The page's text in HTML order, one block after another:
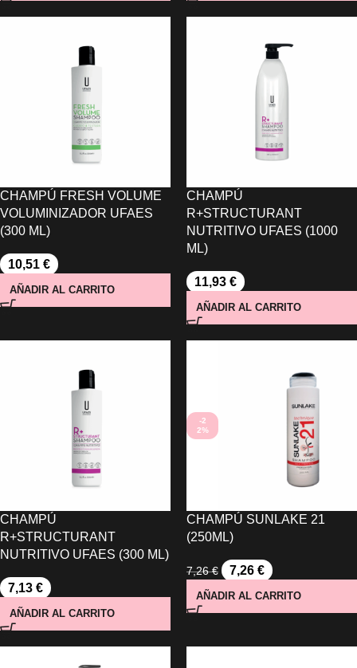
CHAMPÚ FRESH VOLUME
VOLUMINIZADOR UFAES
(300 ML)
10,51 €
AÑADIR AL CARRITO
CHAMPÚ
R+STRUCTURANT
NUTRITIVO UFAES (1000
ML)
11,93 €
AÑADIR AL CARRITO
CHAMPÚ
R+STRUCTURANT
NUTRITIVO UFAES (300 ML)
7,13 €
AÑADIR AL CARRITO
-2
2%
CHAMPÚ SUNLAKE 21
(250ML)
7,26€ 7,26 €
AÑADIR AL CARRITO